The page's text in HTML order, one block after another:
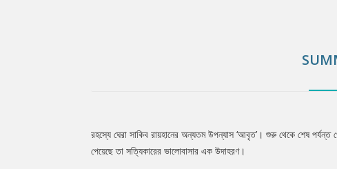
Tab
রহস্যে ঘেরা সাকিব রায়হানের অন্যতম উপন্যাস ‘আবৃত’। শুরু থেকে শেষ পর্যন্ত
পেয়েছে তা সত্যিকারের ভালোবাসার এক উদাহরণ।